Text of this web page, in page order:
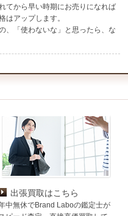
てから早い時期にお売りになれば
はアップします。
、「使わないな」と思ったら、な
出張買取はこちら
中無休でBrand Laboの鑑定士が